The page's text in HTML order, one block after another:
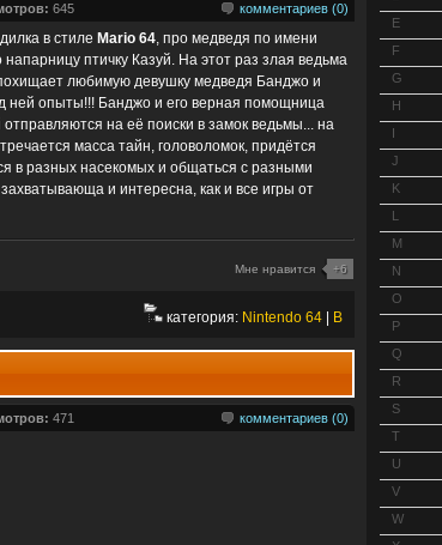
комментариев (0)
645
в стиле Mario 64, про медведя по имени
напарницу птичку Казуй. На этот раз злая ведьма
любимую девушку медведя Банджо и
ней опыты!!! Банджо и его верная помощница
отправляются на её поиски в замок ведьмы... на
масса тайн, головоломок, придётся
в разных насекомых и общаться с разными
и интересна, как и все игры от
Мне нравится +6
категория: Nintendo 64 B
комментариев (0)
471
E
F
G
H
I
J
K
L
M
N
O
P
Q
R
S
T
U
V
W